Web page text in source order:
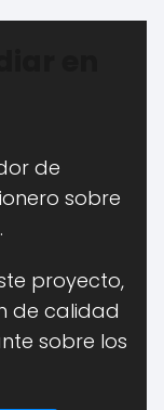
de
sobre
proyecto,
de calidad
sobre los